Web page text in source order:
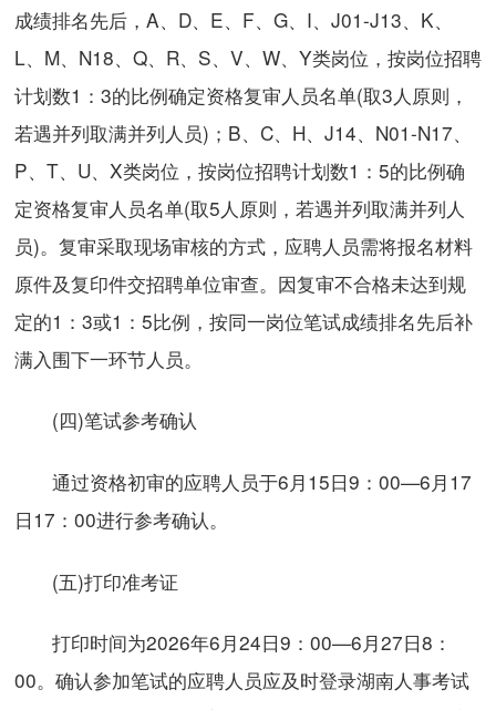
成绩排名先后，A、D、E、F、G、I、J01-J13、K、
L、M、N18、Q、R、S、V、W、Y类岗位，按岗位招聘
计划数1：3的比例确定资格复审人员名单(取3人原则，
若遇并列取满并列人员)；B、C、H、J14、N01-N17、
P、T、U、X类岗位，按岗位招聘计划数1：5的比例确
定资格复审人员名单(取5人原则，若遇并列取满并列人
员)。复审采取现场审核的方式，应聘人员需将报名材料
原件及复印件交招聘单位审查。因复审不合格未达到规
定的1：3或1：5比例，按同一岗位笔试成绩排名先后补
满入围下一环节人员。
(四)笔试参考确认
通过资格初审的应聘人员于6月15日9：00—6月17
日17：00进行参考确认。
(五)打印准考证
打印时间为2026年6月24日9：00—6月27日8：
00。确认参加笔试的应聘人员应及时登录湖南人事考试